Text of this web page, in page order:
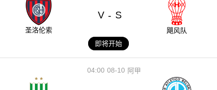
圣洛伦索
V - S
飓风队
即将开始
08-10
04:00 阿甲